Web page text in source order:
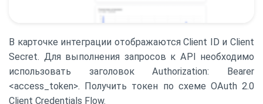
В карточке интеграции отображаются Client ID и Client
Secret. Для выполнения запросов к API необходимо
использовать заголовок Authorization: Bearer
<access_token>. Получить токен по схеме OAuth 2.0
Client Credentials Flow.